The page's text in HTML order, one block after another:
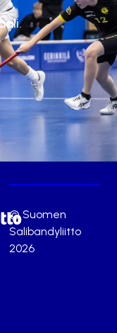
© Suomen
Salibandyliitto
2026